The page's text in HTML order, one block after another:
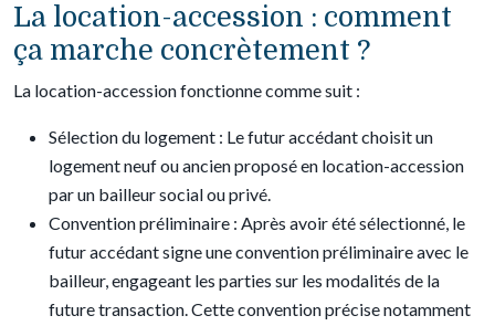
La location-accession : comment
ça marche concrètement ?
La location-accession fonctionne comme suit :
Sélection du logement : Le futur accédant choisit un
logement neuf ou ancien proposé en location-accession
par un bailleur social ou privé.
Convention préliminaire : Après avoir été sélectionné, le
futur accédant signe une convention préliminaire avec le
bailleur, engageant les parties sur les modalités de la
future transaction. Cette convention précise notamment